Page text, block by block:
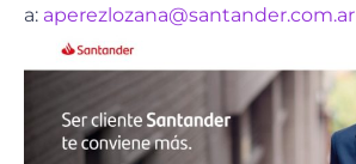
a: aperezlozana@santander.com.ar